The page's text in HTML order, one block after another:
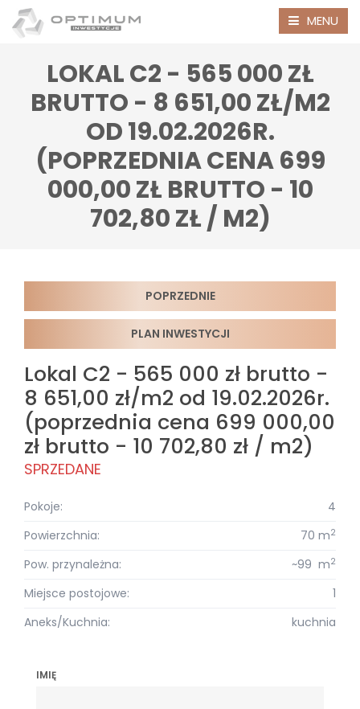
MENU
LOKAL C2 - 565 000 ZŁ
BRUTTO - 8 651,00 ZŁ/M2
OD 19.02.2026R.
(POPRZEDNIA CENA 699
000,00 ZŁ BRUTTO - 10
702,80 ZŁ / M2)
POPRZEDNIE
PLAN INWESTYCJI
Lokal C2 - 565 000 zł brutto -
8 651,00 zł/m2 od 19.02.2026r.
(poprzednia cena 699 000,00
zł brutto - 10 702,80 zł / m2)
SPRZEDANE
Pokoje:
4
Powierzchnia:
70 m2
Pow. przynależna: ~99 m2
Miejsce postojowe:
1
Aneks/Kuchnia:
kuchnia
IMIĘ